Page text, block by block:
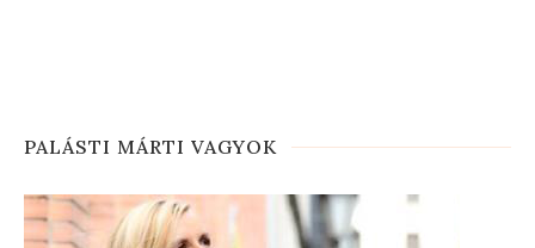
PALÁSTI MÁRTI VAGYOK